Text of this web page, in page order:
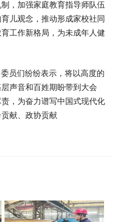
，加强家庭教育指导师队伍
儿观念，推动形成家校社同
工作新格局，为未成年人健
员们纷纷表示，将以高度的
声音和百姓期盼带到大会
，为奋力谱写中国式现代化
献、政协贡献